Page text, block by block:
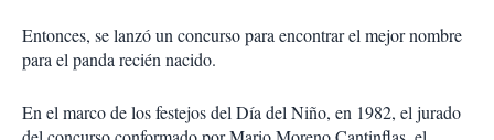
Entonces, se lanzó un concurso para encontrar el mejor nombre
para el panda recién nacido.
En el marco de los festejos del Día del Niño, en 1982, el jurado